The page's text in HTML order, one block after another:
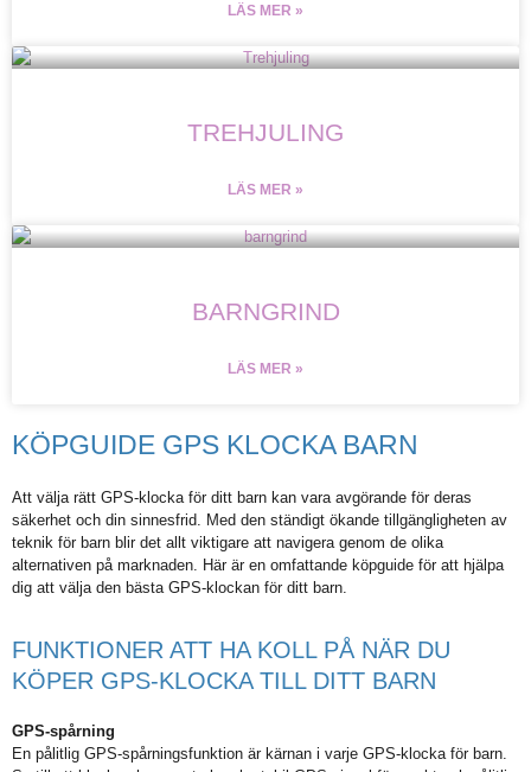
LÄS MER »
TREHJULING
LÄS MER »
BARNGRIND
LÄS MER »
KÖPGUIDE GPS KLOCKA BARN
Att välja rätt GPS-klocka för ditt barn kan vara avgörande för deras
säkerhet och din sinnesfrid. Med den ständigt ökande tillgängligheten av
teknik för barn blir det allt viktigare att navigera genom de olika
alternativen på marknaden. Här är en omfattande köpguide för att hjälpa
dig att välja den bästa GPS-klockan för ditt barn.
FUNKTIONER ATT HA KOLL PÅ NÄR DU
KÖPER GPS-KLOCKA TILL DITT BARN
GPS-spårning
En pålitlig GPS-spårningsfunktion är kärnan i varje GPS-klocka för barn.